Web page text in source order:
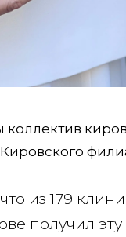
из 179
получил